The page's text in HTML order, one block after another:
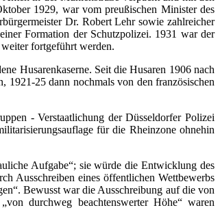
1929, war vom preußischen Minister des
Dr. Robert Lehr sowie zahlreicher
Formation der Schutzpolizei. 1931 war der
fortgeführt werden.
Husarenkaserne. Seit die Husaren 1906 nach
1921-25 dann nochmals von den französischen
- Verstaatlichung der Düsseldorfer Polizei
für die Rheinzone ohnehin
Aufgabe“; sie würde die Entwicklung des
Ausschreiben eines öffentlichen Wettbewerbs
Bewusst war die Ausschreibung auf die von
durchweg beachtenswerter Höhe“ waren